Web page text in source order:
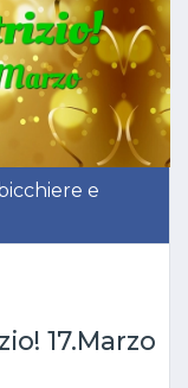
e
17.Marzo